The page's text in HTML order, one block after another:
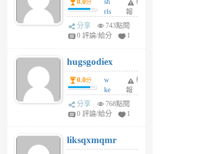
月
前
0.0分
sh
rls
k
m
6
個
月
前
舉
報
分享
743點閱
0 評論/給分
1
hugsgodiex
0.0分
w
ke
rv
pj
6
個
舉
報
分享
768點閱
0 評論/給分
1
liksqxmqmr